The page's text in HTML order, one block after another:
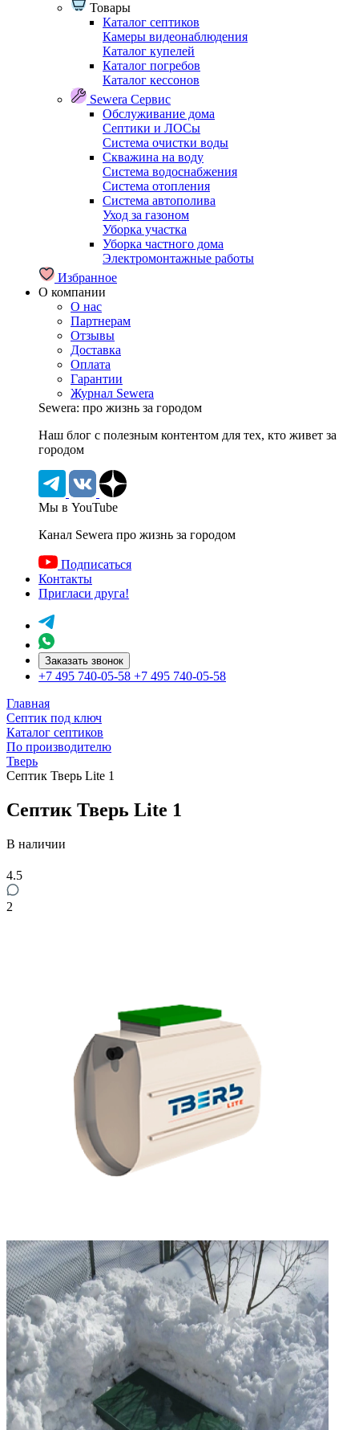
Товары
Каталог септиков
Камеры видеонаблюдения
Каталог купелей
Каталог погребов
Каталог кессонов
Sewera Сервис
Обслуживание дома
Септики и ЛОСы
Система очистки воды
Скважина на воду
Система водоснабжения
Система отопления
Система автополива
Уход за газоном
Уборка участка
Уборка частного дома
Электромонтажные работы
Избранное
О компании
О нас
Партнерам
Отзывы
Доставка
Оплата
Гарантии
Журнал Sewera
Sewera: про жизнь за городом
Наш блог c полезным контентом для тех, кто живет за
городом
Мы в YouTube
Канал Sewera про жизнь за городом
Подписаться
Контакты
Пригласи друга!
Заказать звонок
+7 495 740-05-58 +7 495 740-05-58
Главная
Септик под ключ
Каталог септиков
По производителю
Тверь
Септик Тверь Lite 1
Септик Тверь Lite 1
В наличии
4.5
2